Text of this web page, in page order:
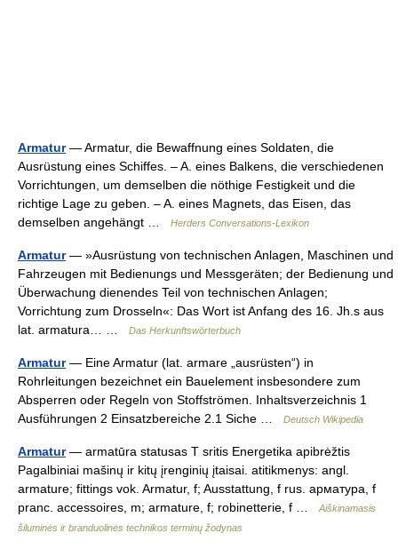
Armatur— Armatur, die Bewaffnung eines Soldaten, die
Ausrüstung eines Schiffes. – A. eines Balkens, die verschiedenen
Vorrichtungen, um demselben die nöthige Festigkeit und die
richtige Lage zu geben. – A. eines Magnets, das Eisen, das
demselben angehängt …
Herders Conversations-Lexikon
Armatur— »Ausrüstung von technischen Anlagen, Maschinen und
Fahrzeugen mit Bedienungs und Messgeräten; der Bedienung und
Überwachung dienendes Teil von technischen Anlagen;
Vorrichtung zum Drosseln«: Das Wort ist Anfang des 16. Jh.s aus
lat. armatura… …
Das Herkunftswörterbuch
Armatur— Eine Armatur (lat. armare „ausrüsten“) in
Rohrleitungen bezeichnet ein Bauelement insbesondere zum
Absperren oder Regeln von Stoffströmen. Inhaltsverzeichnis 1
Ausführungen 2 Einsatzbereiche 2.1 Siche …
Deutsch Wikipedia
Armatur— armatūra statusas T sritis Energetika apibrėžtis
Pagalbiniai mašinų ir kitų įrenginių įtaisai. atitikmenys: angl.
armature; fittings vok. Armatur, f; Ausstattung, f rus. арматура, f
pranc. accessoires, m; armature, f; robinetterie, f …
Aiškinamasis
šiluminės ir branduolinės technikos terminų žodynas